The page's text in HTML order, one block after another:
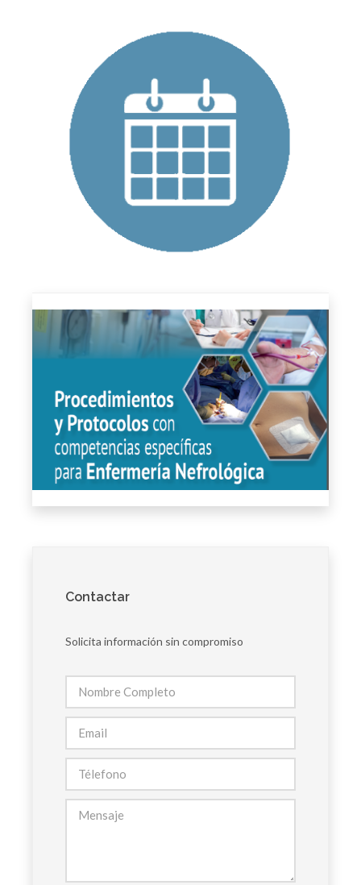
Contactar
Solicita información sin compromiso